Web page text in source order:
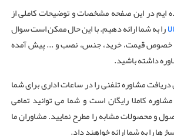
ایم در این صفحه مشخصات و توضیحات کاملی از
را به شما ارائه دهیم. با این حال ممکن است سوال
در خصوص قیمت، خرید، جنس، نصب و ... پیش آمده
داشته باشید.
مشاوره تلفنی را در ساعات اداری برای شما
کاملا رایگان است و شما می توانید تمامی
و محصولات مشابه را مطرح نمایید. مشاوران ما
ها را به شما ارائه خواهند داد.